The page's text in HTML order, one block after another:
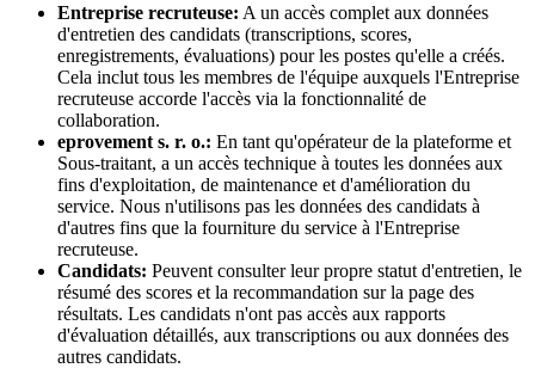
Entreprise recruteuse: A un accès complet aux données
d'entretien des candidats (transcriptions, scores,
enregistrements, évaluations) pour les postes qu'elle a créés.
Cela inclut tous les membres de l'équipe auxquels l'Entreprise
recruteuse accorde l'accès via la fonctionnalité de
collaboration.
eprovement s. r. o.: En tant qu'opérateur de la plateforme et
Sous-traitant, a un accès technique à toutes les données aux
fins d'exploitation, de maintenance et d'amélioration du
service. Nous n'utilisons pas les données des candidats à
d'autres fins que la fourniture du service à l'Entreprise
recruteuse.
Candidats: Peuvent consulter leur propre statut d'entretien, le
résumé des scores et la recommandation sur la page des
résultats. Les candidats n'ont pas accès aux rapports
d'évaluation détaillés, aux transcriptions ou aux données des
autres candidats.